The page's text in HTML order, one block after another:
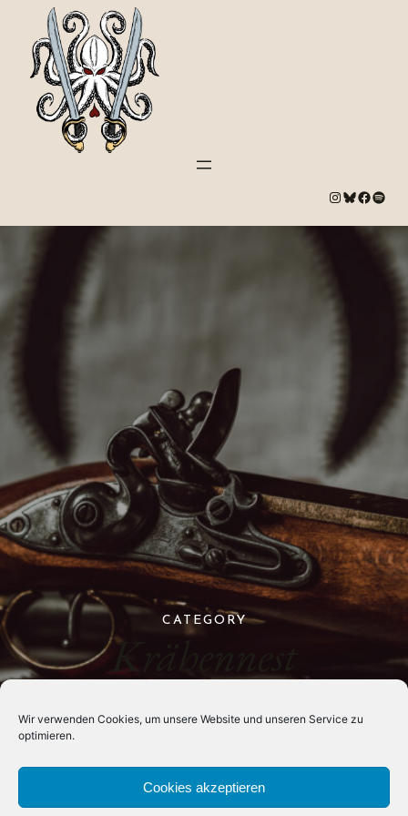
Wir verwenden Cookies, um unsere Website und unseren Service zu
optimieren.
Cookies akzeptieren
# Bluesky # Spotify
CATEGORY
Krähennest